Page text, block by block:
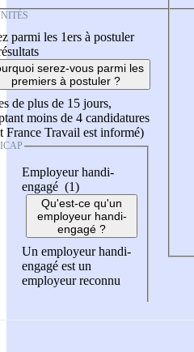
parmi les 1ers à postuler
serez-vous parmi les
premiers à postuler ?
de plus de 15 jours,
moins de 4 candidatures
France Travail est informé)
Employeur handi-
engagé (1)
Qu'est-ce qu'un
employeur handi-
engagé ?
Un employeur handi-
engagé est un
employeur reconnu